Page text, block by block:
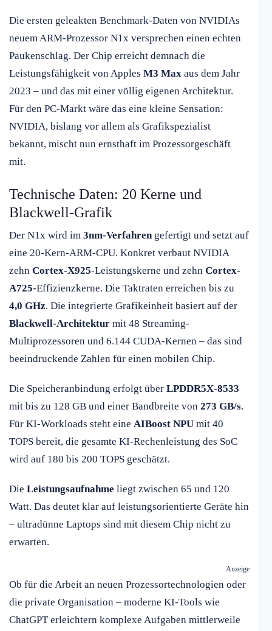
Die ersten geleakten Benchmark-Daten von NVIDIAs
neuem ARM-Prozessor N1x versprechen einen echten
Paukenschlag. Der Chip erreicht demnach die
Leistungsfähigkeit von Apples M3 Max aus dem Jahr
2023 – und das mit einer völlig eigenen Architektur.
Für den PC-Markt wäre das eine kleine Sensation:
NVIDIA, bislang vor allem als Grafikspezialist
bekannt, mischt nun ernsthaft im Prozessorgeschäft
mit.
Technische Daten: 20 Kerne und
Blackwell-Grafik
Der N1x wird im 3nm-Verfahrengefertigt und setzt auf
eine 20-Kern-ARM-CPU. Konkret verbaut NVIDIA
zehn Cortex-X925-Leistungskerne und zehn Cortex-
A725-Effizienzkerne. Die Taktraten erreichen bis zu
4,0 GHz. Die integrierte Grafikeinheit basiert auf der
Blackwell-Architektur mit 48 Streaming-
Multiprozessoren und 6.144 CUDA-Kernen – das sind
beeindruckende Zahlen für einen mobilen Chip.
Die Speicheranbindung erfolgt über LPDDR5X-8533
mit bis zu 128 GB und einer Bandbreite von 273 GB/s.
Für KI-Workloads steht eine AIBoost NPU mit 40
TOPS bereit, die gesamte KI-Rechenleistung des SoC
wird auf 180 bis 200 TOPS geschätzt.
Die Leistungsaufnahme liegt zwischen 65 und 120
Watt. Das deutet klar auf leistungsorientierte Geräte hin
– ultradünne Laptops sind mit diesem Chip nicht zu
erwarten.
Anzeige
Ob für die Arbeit an neuen Prozessortechnologien oder
die private Organisation – moderne KI-Tools wie
ChatGPT erleichtern komplexe Aufgaben mittlerweile